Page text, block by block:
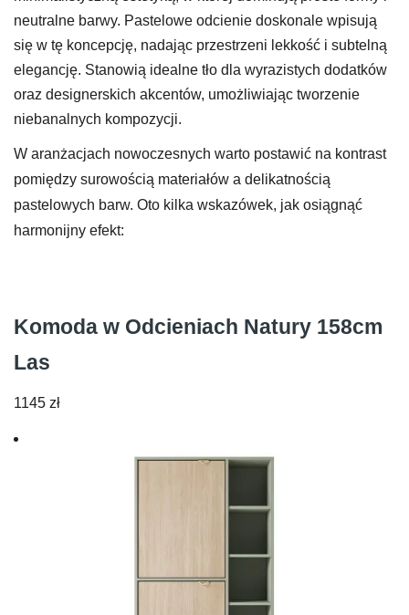
neutralne barwy. Pastelowe odcienie doskonale wpisują
się w tę koncepcję, nadając przestrzeni lekkość i subtelną
elegancję. Stanowią idealne tło dla wyrazistych dodatków
oraz designerskich akcentów, umożliwiając tworzenie
niebanalnych kompozycji.
W aranżacjach nowoczesnych warto postawić na kontrast
pomiędzy surowością materiałów a delikatnością
pastelowych barw. Oto kilka wskazówek, jak osiągnąć
harmonijny efekt:
Komoda w Odcieniach Natury 158cm
Las
1145 zł